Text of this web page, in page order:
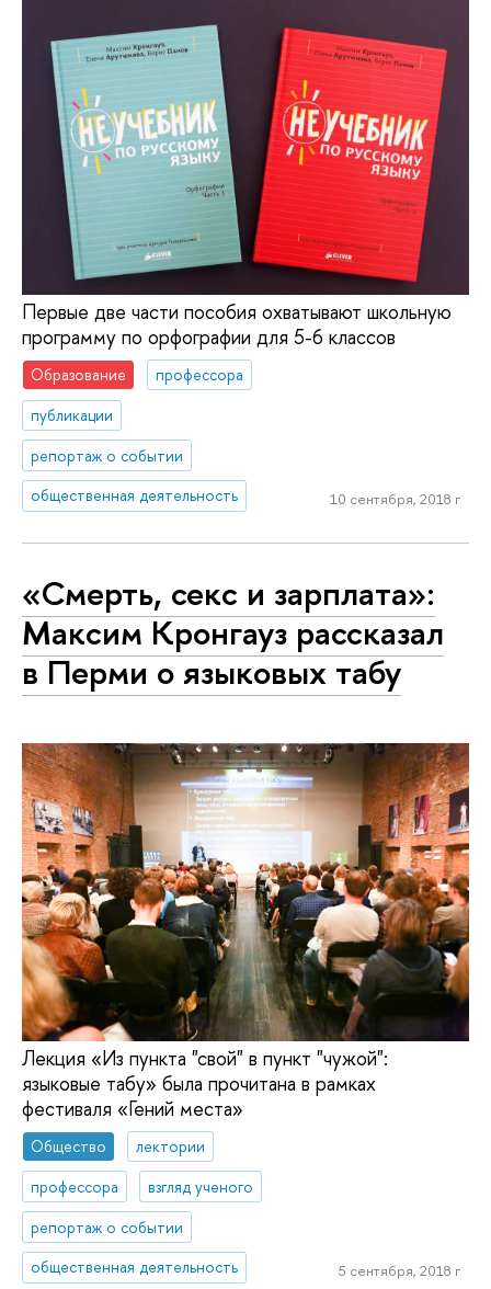
Первые две части пособия охватывают школьную
программу по орфографии для 5-6 классов
Образование
профессора
публикации
репортаж о событии
общественная деятельность
10 сентября, 2018 г.
«Смерть, секс и зарплата»:
Максим Кронгауз рассказал
в Перми о языковых табу
Лекция «Из пункта "свой" в пункт "чужой":
языковые табу» была прочитана в рамках
фестиваля «Гений места»
Общество
лектории
профессора
взгляд ученого
репортаж о событии
общественная деятельность
5 сентября, 2018 г.